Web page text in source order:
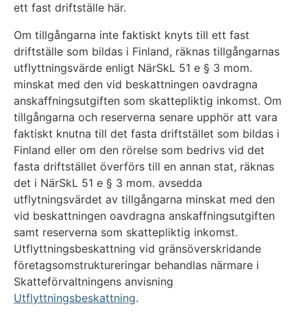
ett fast driftställe här.
Om tillgångarna inte faktiskt knyts till ett fast
driftställe som bildas i Finland, räknas tillgångarnas
utflyttningsvärde enligt NärSkL 51 e § 3 mom.
minskat med den vid beskattningen oavdragna
anskaffningsutgiften som skattepliktig inkomst. Om
tillgångarna och reserverna senare upphör att vara
faktiskt knutna till det fasta driftstället som bildas i
Finland eller om den rörelse som bedrivs vid det
fasta driftstället överförs till en annan stat, räknas
det i NärSkL 51 e § 3 mom. avsedda
utflytningsvärdet av tillgångarna minskat med den
vid beskattningen oavdragna anskaffningsutgiften
samt reserverna som skattepliktig inkomst.
Utflyttningsbeskattning vid gränsöverskridande
företagsomstruktureringar behandlas närmare i
Skatteförvaltningens anvisning
Utflyttningsbeskattning.